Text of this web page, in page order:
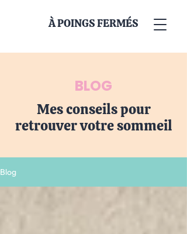
À POINGS FERMÉS
BLOG
Mes conseils pour
retrouver votre sommeil
Blog